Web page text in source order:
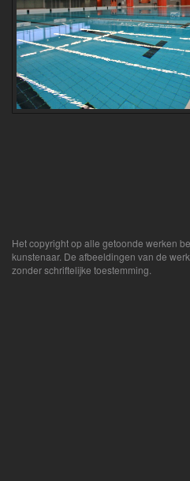
Het copyright op alle getoonde werken
kunstenaar. De afbeeldingen van de
zonder schriftelijke toestemming.